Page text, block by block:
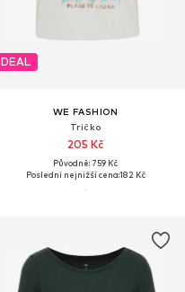
DEAL
WE FASHION
Tričko
205 Kč
Původně: 759 Kč
Poslední nejnižší cena:182 Kč